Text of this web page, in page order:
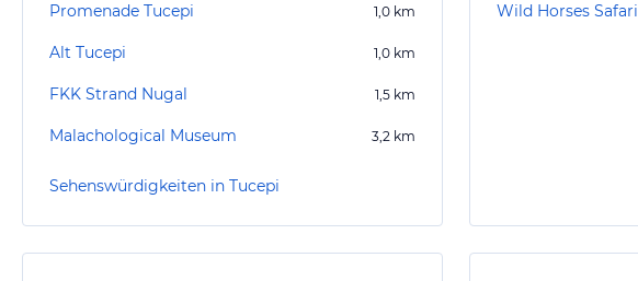
Promenade Tucepi 1,0 km
Alt Tucepi 1,0 km
FKK Strand Nugal 1,5 km
Malachological Museum 3,2 km
Sehenswürdigkeiten in Tucepi
Wild Horses Safari